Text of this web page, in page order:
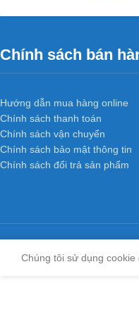
Chính sách bán
Hướng dẫn mua hàng online
Chính sách thanh toán
Chính sách vận chuyển
Chính sách bảo mật thông tin
Chính sách đổi trả sản phẩm
Chúng tôi sử dụng